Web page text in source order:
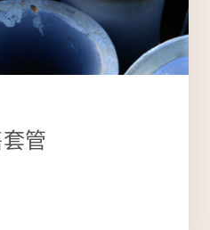
管